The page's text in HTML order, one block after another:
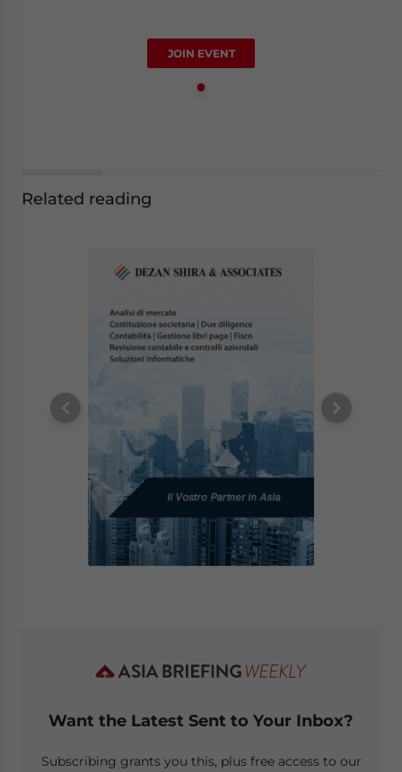
JOIN EVENT
Related reading
Want the Latest Sent to Your Inbox?
Subscribing grants you this, plus free access to our